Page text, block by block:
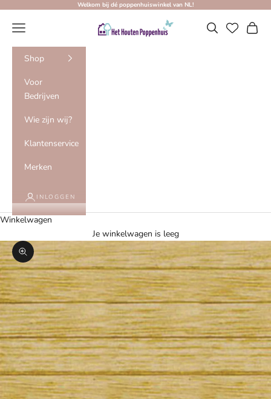
Welkom bij dé poppenhuiswinkel van NL!
Het Houten Poppenhuis
Menu Zoeken
Shop
Voor
Bedrijven
Wie zijn wij?
Klantenservice
Merken
INLOGGEN
Winkelwagen
Je winkelwagen is leeg
In-/uitzoomen